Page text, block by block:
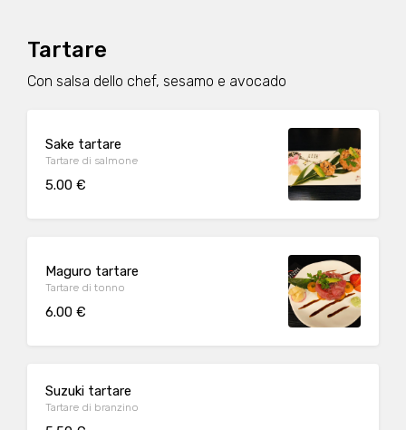
Tartare
Con salsa dello chef, sesamo e avocado
Sake tartare
Tartare di salmone
5.00 €
Maguro tartare
Tartare di tonno
6.00 €
Suzuki tartare
Tartare di branzino